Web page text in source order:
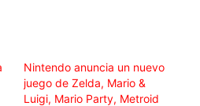
Nintendo anuncia un nuevo
juego de Zelda, Mario &
Luigi, Mario Party, Metroid